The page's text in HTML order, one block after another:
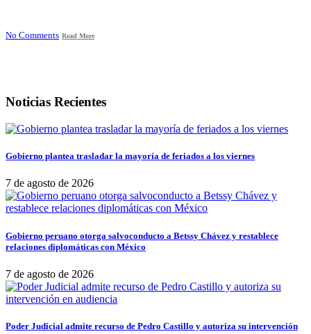
No Comments Read More
Noticias Recientes
Gobierno plantea trasladar la mayoría de feriados a los viernes
7 de agosto de 2026
Gobierno peruano otorga salvoconducto a Betssy Chávez y restablece
relaciones diplomáticas con México
7 de agosto de 2026
Poder Judicial admite recurso de Pedro Castillo y autoriza su intervención